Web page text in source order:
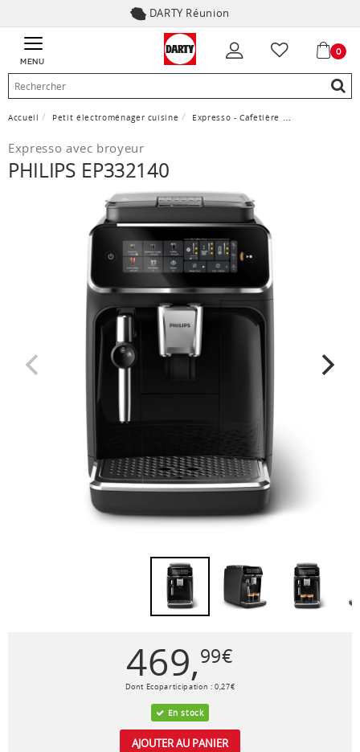
DARTY Réunion
MENU
0
Accueil Petit électroménager cuisine Expresso - Cafetière
Expresso avec broyeur
PHILIPS EP332140
469,99€
Dont Ecoparticipation :0,27€
En stock
AJOUTER AU PANIER